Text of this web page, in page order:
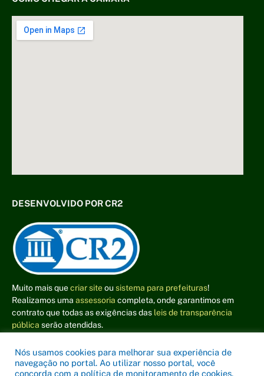
DESENVOLVIDO POR CR2
Muito mais quecriar siteou sistema para prefeituras!
Realizamos uma assessoria completa, onde garantimos em
contrato que todas as exigências das leis de transparência
pública serão atendidas.
Conheça oPNTPe oRadar da Transparência Pública
Nós usamos cookies para melhorar sua experiência de
navegação no portal. Ao utilizar nosso portal, você
concorda com a política de monitoramento de cookies.